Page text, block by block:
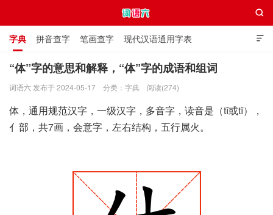

字典 拼音查字 笔画查字 现代汉语通用字表
通用规范汉字表 叠字大全 独体字大全 极简英语词典

“体”字的意思和解释，“体”字的成语和组词
词语六 发布于 2024-05-17 分类： 字典 阅读(274)
体，通用规范汉字，一级汉字，多音字，读音是（tǐ或tī），
亻部，共7画，会意字，左右结构，五行属火。